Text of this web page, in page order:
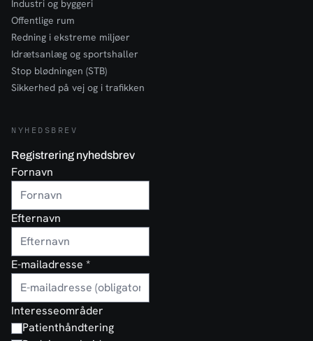
Industri og byggeri
Offentlige rum
Redning i ekstreme miljøer
Idrætsanlæg og sportshaller
Stop blødningen (STB)
Sikkerhed på vej og i trafikken
NYHEDSBREV
Registrering nyhedsbrev
Fornavn
Efternavn
E-mailadresse *
Interesseområder
Patienthåndtering